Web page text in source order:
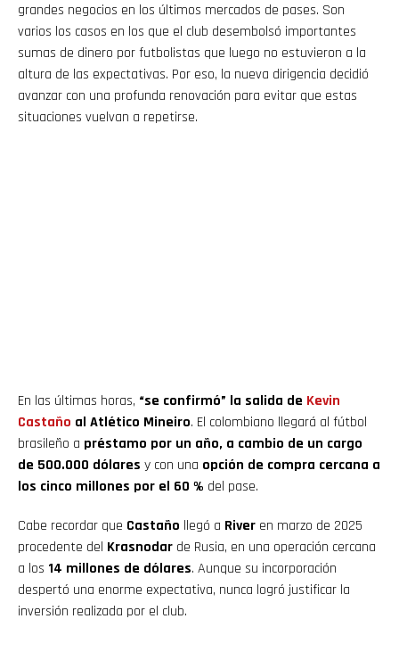
grandes negocios en los últimos mercados de pases. Son
varios los casos en los que el club desembolsó importantes
sumas de dinero por futbolistas que luego no estuvieron a la
altura de las expectativas. Por eso, la nueva dirigencia decidió
avanzar con una profunda renovación para evitar que estas
situaciones vuelvan a repetirse.
En las últimas horas, “se confirmó” la salida de Kevin
Castaño al Atlético Mineiro. El colombiano llegará al fútbol
brasileño a préstamo por un año, a cambio de un cargo
de 500.000 dólares y con una opción de compra cercana a
los cinco millones por el 60 % del pase.
Cabe recordar que Castaño llegó a River en marzo de 2025
procedente del Krasnodar de Rusia, en una operación cercana
a los 14 millones de dólares. Aunque su incorporación
despertó una enorme expectativa, nunca logró justificar la
inversión realizada por el club.